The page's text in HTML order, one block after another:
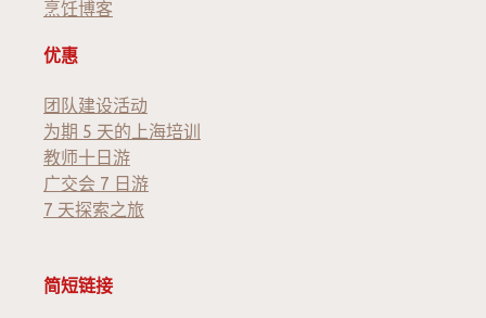
烹饪博客
优惠
团队建设活动
为期 5 天的上海培训
教师十日游
广交会 7 日游
7 天探索之旅
简短链接